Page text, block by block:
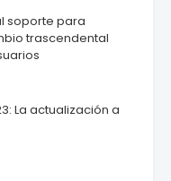
soporte para
trascendental
La actualización a